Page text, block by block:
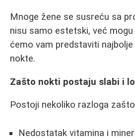
Mnoge žene se susreću sa
nisu samo estetski, već
ćemo vam predstaviti
nokte.
Zašto nokti postaju slabi i
Postoji nekoliko razloga
Nedostatak vitamina i